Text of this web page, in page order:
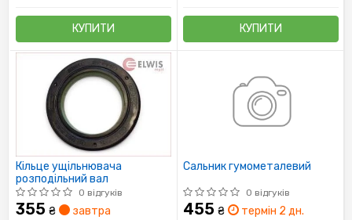
КУПИТИ КУПИТИ
Кільце ущільнювача
розподільний вал
0 відгуків
355 ₴ завтра
Сальник гумометалевий
0 відгуків
455 ₴
термін 2 дн.